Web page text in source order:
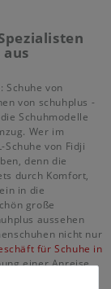
Schuhe von
von schuhplus -
Schuhmodelle
Wer im
Schuhe von Fidji
denn die
durch Komfort,
in die
große
aussehen
nicht nur
für Schuhe in
einer Anreise